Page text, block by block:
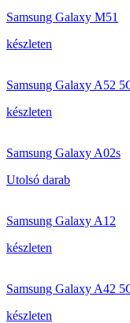
Samsung Galaxy M51
készleten
Samsung Galaxy A52
készleten
Samsung Galaxy A02s
Utolsó darab
Samsung Galaxy A12
készleten
Samsung Galaxy A42
készleten